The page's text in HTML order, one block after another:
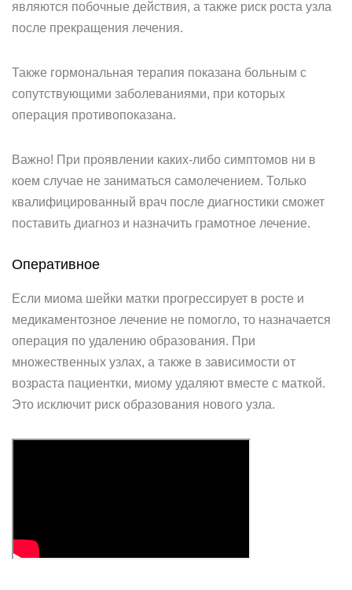
являются побочные действия, а также риск роста узла
после прекращения лечения.
Также гормональная терапия показана больным с
сопутствующими заболеваниями, при которых
операция противопоказана.
Важно! При проявлении каких-либо симптомов ни в
коем случае не заниматься самолечением. Только
квалифицированный врач после диагностики сможет
поставить диагноз и назначить грамотное лечение.
Оперативное
Если миома шейки матки прогрессирует в росте и
медикаментозное лечение не помогло, то назначается
операция по удалению образования. При
множественных узлах, а также в зависимости от
возраста пациентки, миому удаляют вместе с маткой.
Это исключит риск образования нового узла.